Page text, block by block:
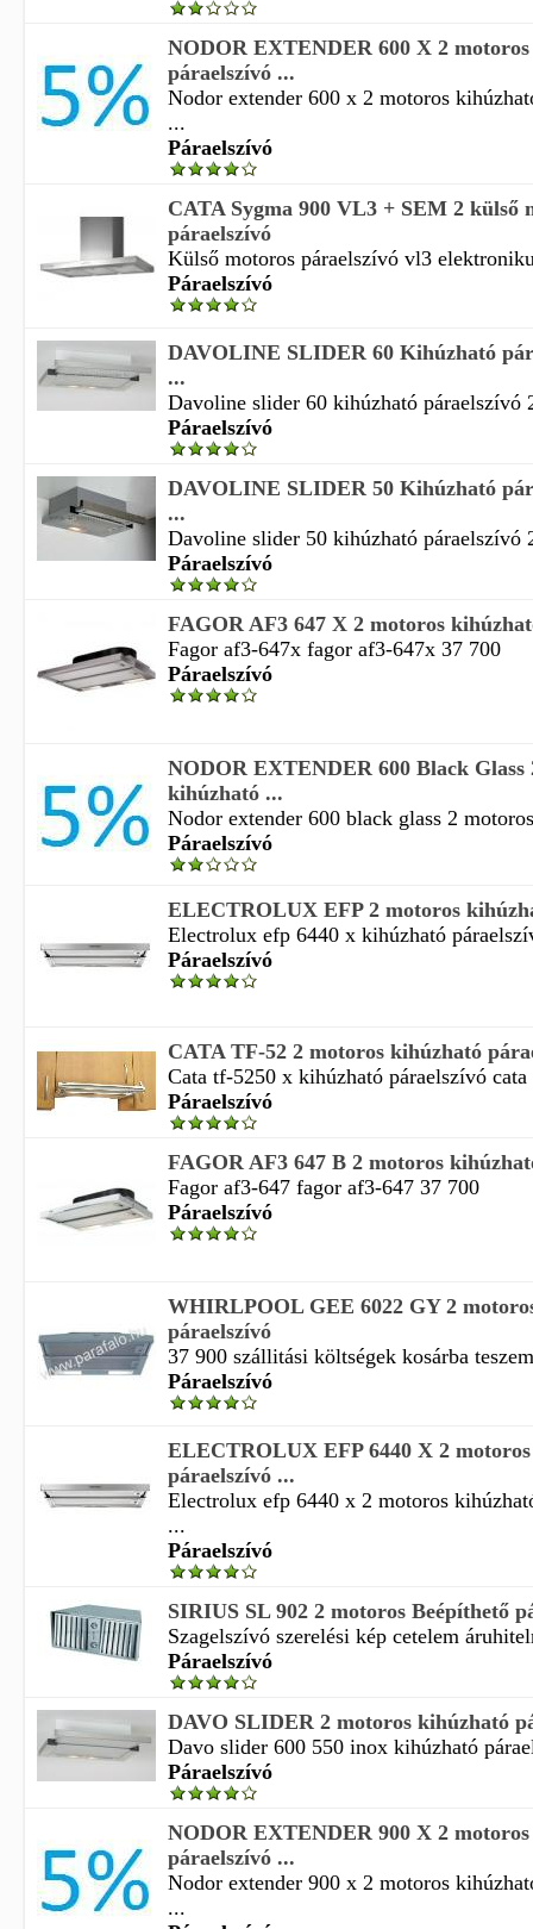
NODOR EXTENDER 600 X 2
páraelszívó ...
Nodor extender 600 x 2 motoros
...
Páraelszívó
CATA Sygma 900 VL3 + SEM 2 külső
páraelszívó
Külső motoros páraelszívó vl3
Páraelszívó
DAVOLINE SLIDER 60 Kihúzható
...
Davoline slider 60 kihúzható páraelszívó
Páraelszívó
DAVOLINE SLIDER 50 Kihúzható
...
Davoline slider 50 kihúzható páraelszívó
Páraelszívó
FAGOR AF3 647 X 2 motoros
Fagor af3-647x fagor af3-647x 37 700
Páraelszívó
NODOR EXTENDER 600 Black Glass
kihúzható ...
Nodor extender 600 black glass 2
Páraelszívó
ELECTROLUX EFP 2 motoros
Electrolux efp 6440 x kihúzható
Páraelszívó
CATA TF-52 2 motoros kihúzható
Cata tf-5250 x kihúzható páraelszívó
Páraelszívó
FAGOR AF3 647 B 2 motoros
Fagor af3-647 fagor af3-647 37 700
Páraelszívó
WHIRLPOOL GEE 6022 GY 2
páraelszívó
37 900 szállitási költségek kosárba
Páraelszívó
ELECTROLUX EFP 6440 X 2
páraelszívó ...
Electrolux efp 6440 x 2 motoros
...
Páraelszívó
SIRIUS SL 902 2 motoros Beépíthető
Szagelszívó szerelési kép cetelem
Páraelszívó
DAVO SLIDER 2 motoros kihúzható
Davo slider 600 550 inox kihúzható
Páraelszívó
NODOR EXTENDER 900 X 2
páraelszívó ...
Nodor extender 900 x 2 motoros
...